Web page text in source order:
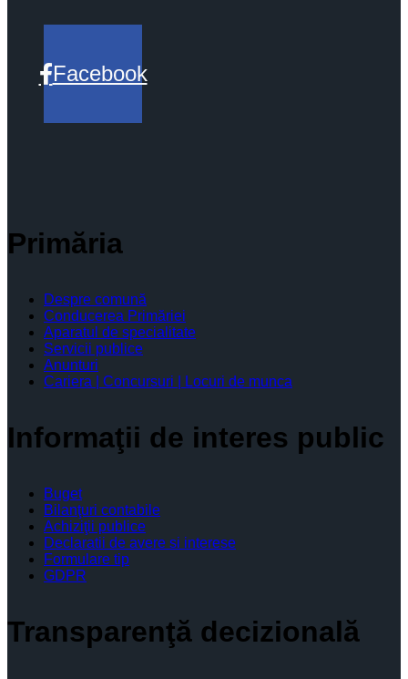
Facebook
Primăria
Despre comună
Conducerea Primăriei
Aparatul de specialitate
Servicii publice
Anunturi
Cariera | Concursuri | Locuri de munca
Informaţii de interes public
Buget
Bilanţuri contabile
Achiziţii publice
Declaratii de avere si interese
Formulare tip
GDPR
Transparenţă decizională